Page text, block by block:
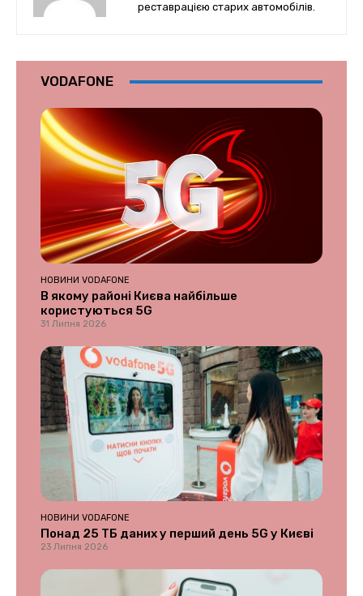
реставрацією старих автомобілів.
VODAFONE
НОВИНИ VODAFONE
В якому районі Києва найбільше
користуються 5G
31 Липня 2026
НОВИНИ VODAFONE
Понад 25 ТБ даних у перший день 5G у Києві
23 Липня 2026